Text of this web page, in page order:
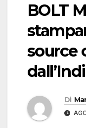
BOLT
source
Di